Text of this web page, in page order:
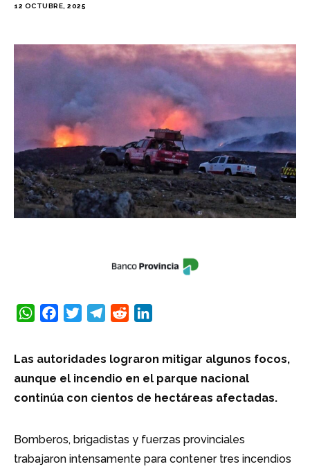
12 OCTUBRE, 2025
WhatsAppFacebookTwitterTelegram
Reddit
Las autoridades lograron mitigar algunos focos,
aunque el incendio en el parque nacional
continúa con cientos de hectáreas afectadas.
Bomberos, brigadistas y fuerzas provinciales
trabajaron intensamente para contener tres incendios